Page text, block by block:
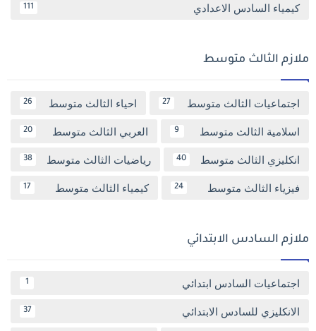
كيمياء السادس الاعدادي 111
ملازم الثالث متوسط
اجتماعيات الثالث متوسط 27 احياء الثالث متوسط 26
اسلامية الثالث متوسط 9 العربي الثالث متوسط 20
انكليزي الثالث متوسط 40 رياضيات الثالث متوسط 38
فيزياء الثالث متوسط 24 كيمياء الثالث متوسط 17
ملازم السادس الابتدائي
اجتماعيات السادس ابتدائي 1
الانكليزي للسادس الابتدائي 37